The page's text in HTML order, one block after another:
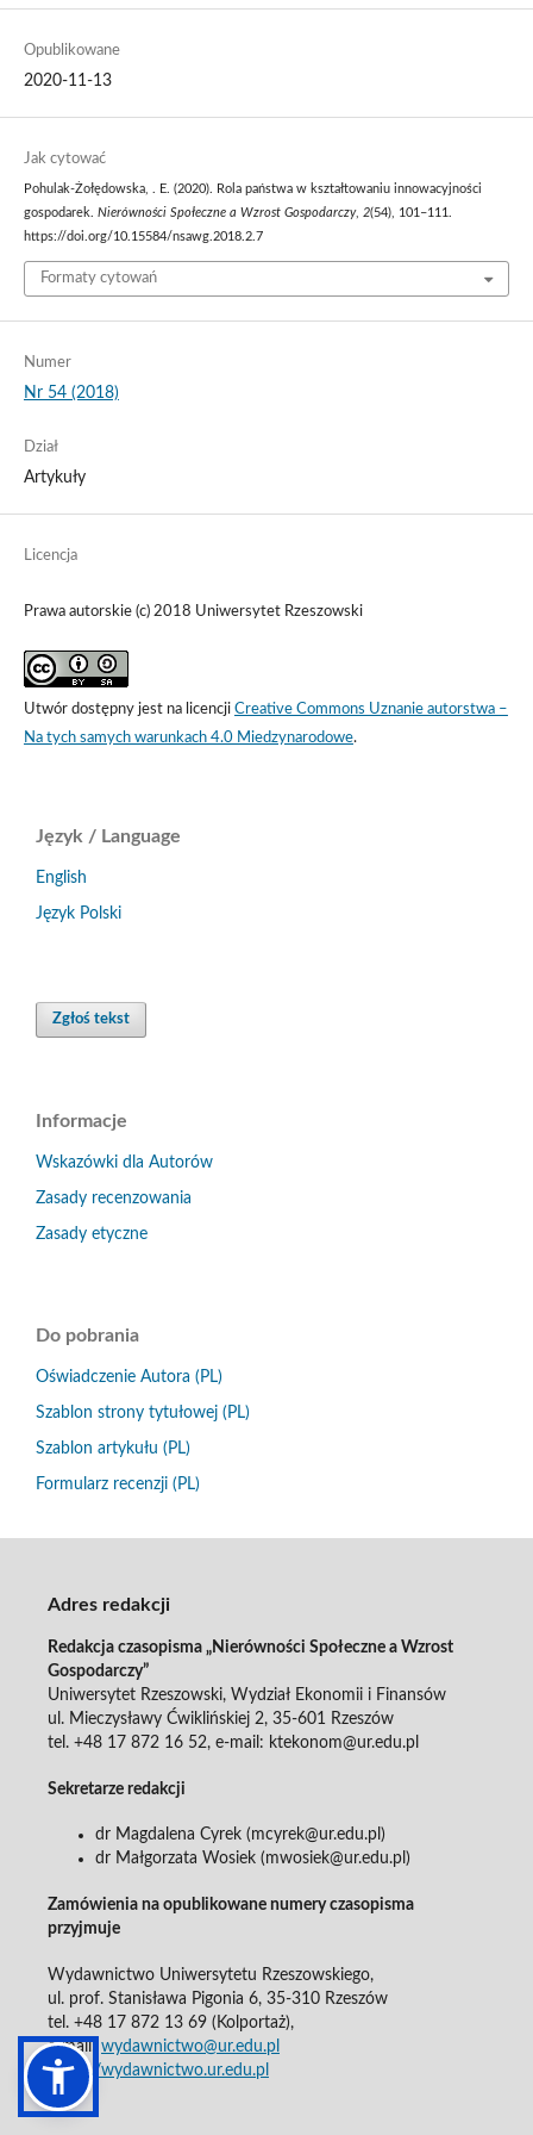
Opublikowane
2020-11-13
Jak cytować
Pohulak-Żołędowska, . E. (2020). Rola państwa w kształtowaniu innowacyjności
gospodarek. Nierówności Społeczne a Wzrost Gospodarczy, 2(54), 101–111.
https://doi.org/10.15584/nsawg.2018.2.7
Formaty cytowań
Numer
Nr 54 (2018)
Dział
Artykuły
Licencja
Prawa autorskie (c) 2018 Uniwersytet Rzeszowski
Utwór dostępny jest na licencji Creative Commons Uznanie autorstwa –
Na tych samych warunkach 4.0 Miedzynarodowe.
Język / Language
English
Język Polski
Zgłoś tekst
Informacje
Wskazówki dla Autorów
Zasady recenzowania
Zasady etyczne
Do pobrania
Oświadczenie Autora (PL)
Szablon strony tytułowej (PL)
Szablon artykułu (PL)
Formularz recenzji (PL)
Adres redakcji
Redakcja czasopisma „Nierówności Społeczne a Wzrost
Gospodarczy”
Uniwersytet Rzeszowski, Wydział Ekonomii i Finansów
ul. Mieczysławy Ćwiklińskiej 2, 35-601 Rzeszów
tel. +48 17 872 16 52, e-mail: ktekonom@ur.edu.pl
Sekretarze redakcji
dr Magdalena Cyrek (mcyrek@ur.edu.pl)
dr Małgorzata Wosiek (mwosiek@ur.edu.pl)
Zamówienia na opublikowane numery czasopisma
przyjmuje
Wydawnictwo Uniwersytetu Rzeszowskiego,
ul. prof. Stanisława Pigonia 6, 35-310 Rzeszów
tel. +48 17 872 13 69 (Kolportaż),
e-mail: wydawnictwo@ur.edu.pl
https://wydawnictwo.ur.edu.pl